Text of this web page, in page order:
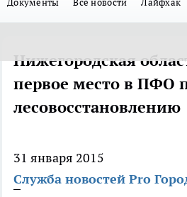
Нижегородская
первое место в ПФО
лесовосстановлению
31 января 2015
Служба новостей Pro